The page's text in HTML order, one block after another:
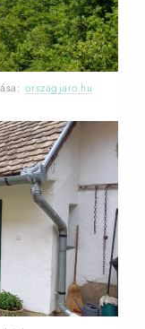
orszagjaro.hu